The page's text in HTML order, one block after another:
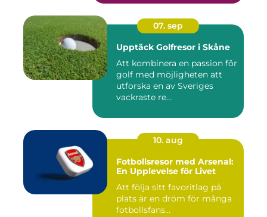
07. sep
Upptäck Golfresor i Skåne
Att kombinera en passion för
golf med möjligheten att
utforska en av Sveriges
vackraste re...
10. aug
Fotbollsresor med Arsenal:
En Upplevelse för Livet
Att följa sitt favoritlag på
plats är en dröm för många
fotbollsfans...